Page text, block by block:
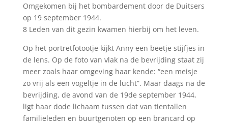
Omgekomen bij het bombardement door de Duitsers
op 19 september 1944.
8 Leden van dit gezin kwamen hierbij om het leven.
Op het portretfotootje kijkt Anny een beetje stijfjes in
de lens. Op de foto van vlak na de bevrijding staat zij
meer zoals haar omgeving haar kende: “een meisje
zo vrij als een vogeltje in de lucht”. Maar daags na de
bevrijding, de avond van de 19de september 1944,
ligt haar dode lichaam tussen dat van tientallen
familieleden en buurtgenoten op een brancard op